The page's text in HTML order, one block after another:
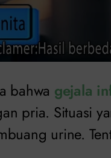
bahwa gejala
pria. Situasi
urine.